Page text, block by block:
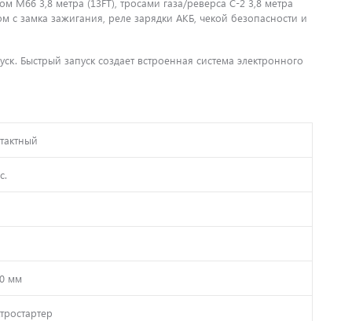
М66 3,8 метра (13FT), тросами газа/реверса C-2 3,8 метра
с замка зажигания, реле зарядки АКБ, чекой безопасности и
Быстрый запуск создает встроенная система электронного
мм